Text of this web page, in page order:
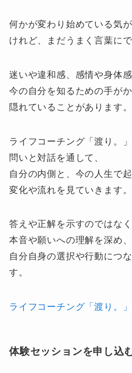
何かが変わり始めている気が
けれど、まだうまく言葉にで
迷いや違和感、感情や身体感
今の自分を知るための手が
隠れていることがあります。
ライフコーチング「渡り。」
問いと対話を通して、
自分の内側と、今の人生で
変化や流れを見ていきます。
答えや正解を示すのではなく
本音や願いへの理解を深め、
自分自身の選択や行動につ
す。
ライフコーチング「渡り。
体験セッションを申し込